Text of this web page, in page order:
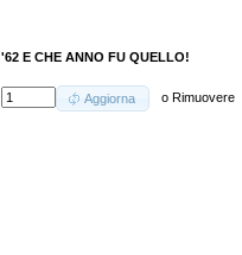
'62 E CHE ANNO FU QUELLO!
Aggiorna oRimuovere